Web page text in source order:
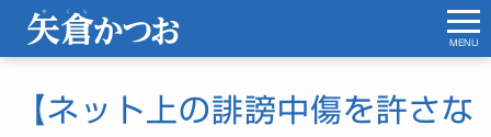
【ネット上の誹謗中傷を許さな
MENU